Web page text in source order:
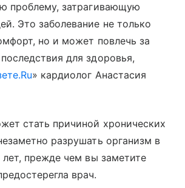
проблему, затрагивающую
Это заболевание не только
но и может повлечь за
для здоровья,
» кардиолог Анастасия
стать причиной хронических
разрушать организм в
лет, прежде чем вы заметите
врач.